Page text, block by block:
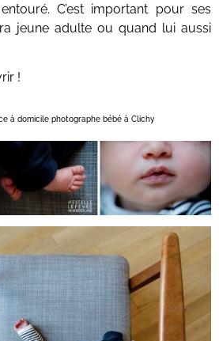
C’est important pour ses
jeune adulte ou quand lui aussi
!
à domicile photographe bébé à Clichy